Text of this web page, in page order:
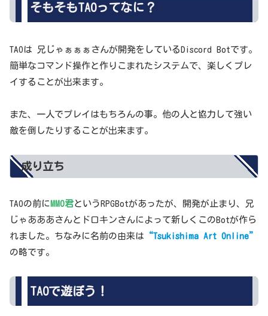
そもそもTAOってなに？
TAOは 兄じゃぁぁぁさんが開発をしているDiscord Botです。
簡単なコマンド操作と作りこまれたシステムで、楽しくプレ
イすることが出来ます。
また、一人でプレイはもちろんの事。他の人と協力して強い
敵を倒したりすることが出来ます。
成り立ち
TAOの前にMMO君というRPGBotがあったが、開発が止まり、兄
じゃあああさんとドロキンさんによって新しくこのBotが作ら
れました。ちなみに名前の由来は “Tsukishima Art Online”
の略です。
TAOで遊ぼう！